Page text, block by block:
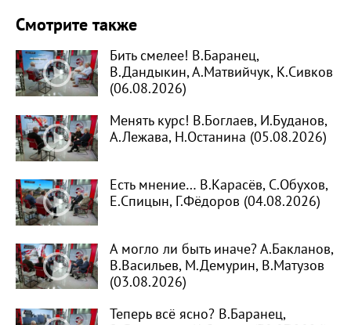
Смотрите также
Бить смелее! В.Баранец,
В.Дандыкин, А.Матвийчук, К.Сивков
(06.08.2026)
Менять курс! В.Боглаев, И.Буданов,
А.Лежава, Н.Останина (05.08.2026)
Есть мнение… В.Карасёв, С.Обухов,
Е.Спицын, Г.Фёдоров (04.08.2026)
А могло ли быть иначе? А.Бакланов,
В.Васильев, М.Демурин, В.Матузов
(03.08.2026)
Теперь всё ясно? В.Баранец,